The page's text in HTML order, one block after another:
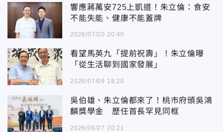
響應蔣萬安725上凱道！朱立倫：食安
不能失能、健康不能蓋牌
2026/07/20 20:40
看望馬英九「提前祝壽」！朱立倫曝
「從生活聊到國家發展」
2026/07/09 18:20
吳伯雄、朱立倫都來了！桃市府頒吳鴻
麟獎學金 歷任首長罕見同框
2026/06/27 20:21